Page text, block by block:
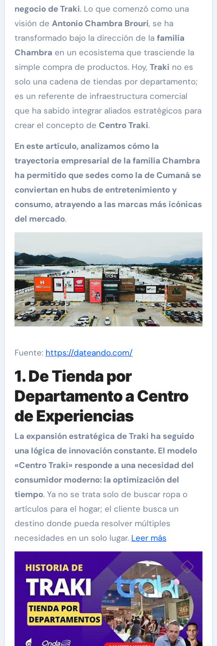
negocio de Traki. Lo que comenzó como una
visión de Antonio Chambra Brouri, se ha
transformado bajo la dirección de la familia
Chambra en un ecosistema que trasciende la
simple compra de productos. Hoy, Traki no es
solo una cadena de tiendas por departamento;
es un referente de infraestructura comercial
que ha sabido integrar aliados estratégicos para
crear el concepto de Centro Traki.
En este artículo, analizamos cómo la
trayectoria empresarial de la familia Chambra
ha permitido que sedes como la de Cumaná se
conviertan en hubs de entretenimiento y
consumo, atrayendo a las marcas más icónicas
del mercado.
Fuente: https://dateando.com/
1. De Tienda por
Departamento a Centro
de Experiencias
La expansión estratégica de Traki ha seguido
una lógica de innovación constante. El modelo
«Centro Traki» responde a una necesidad del
consumidor moderno: la optimización del
tiempo. Ya no se trata solo de buscar ropa o
artículos para el hogar; el cliente busca un
destino donde pueda resolver múltiples
necesidades en un solo lugar. Leer más